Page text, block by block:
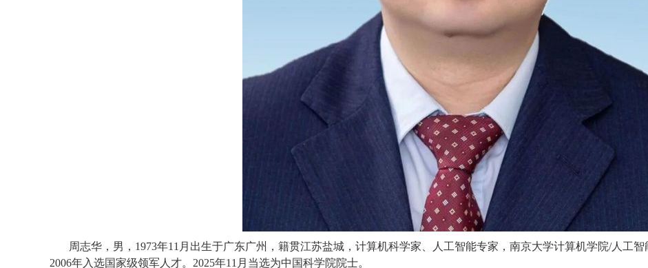
周志华，男， 1973年11 月出生于广东广州，籍贯江苏盐城，计算机科学家、人工智能专家，南京大学计算机学院/人工智
2006年入选国家级领军人才。 2025年11 月当选为中国科学院院士。